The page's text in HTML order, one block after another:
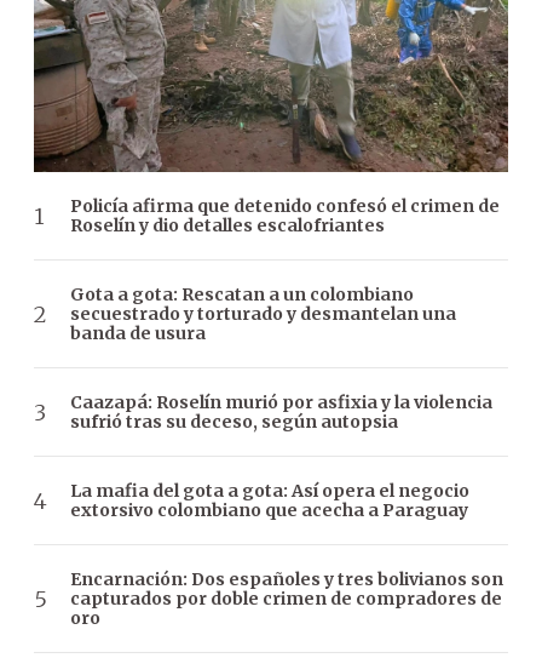
Policía afirma que detenido confesó el crimen de
Roselín y dio detalles escalofriantes
Gota a gota: Rescatan a un colombiano
secuestrado y torturado y desmantelan una
banda de usura
Caazapá: Roselín murió por asfixia y la violencia
sufrió tras su deceso, según autopsia
La mafia del gota a gota: Así opera el negocio
extorsivo colombiano que acecha a Paraguay
Encarnación: Dos españoles y tres bolivianos son
capturados por doble crimen de compradores de
oro